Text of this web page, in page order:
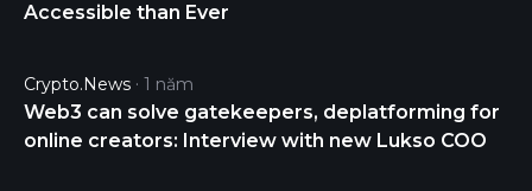
Accessible than Ever
Crypto.news 1 năm
Web3 can solve gatekeepers, deplatforming for
online creators: Interview with new Lukso COO